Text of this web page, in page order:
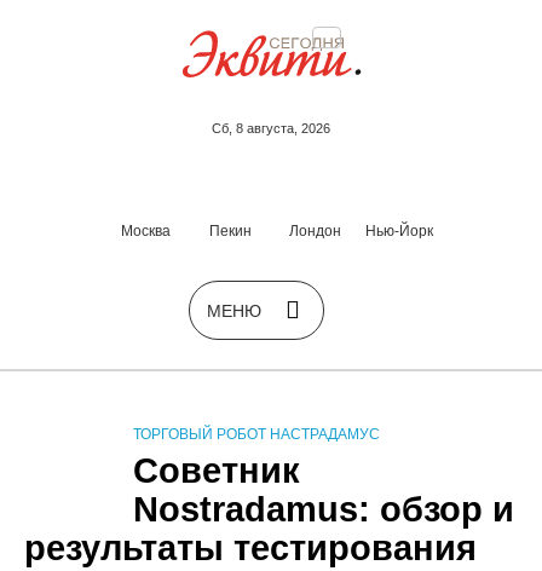
Сб, 8 августа, 2026
Москва Пекин Лондон Нью-Йорк
ТОРГОВЫЙ РОБОТ НАСТРАДАМУС
Советник
Nostradamus: обзор и
результаты тестирования